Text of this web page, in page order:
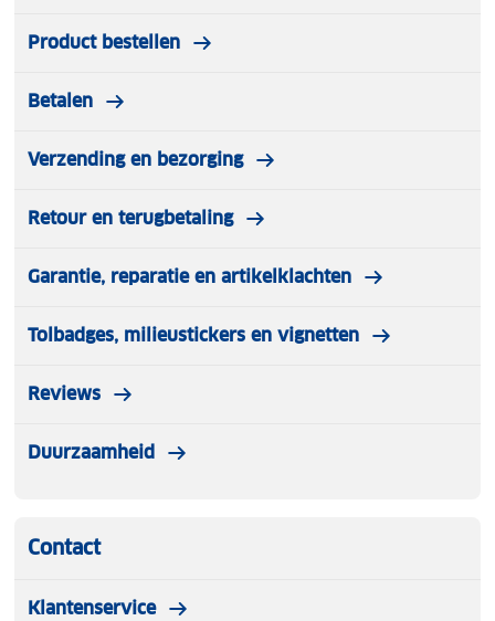
Product bestellen
Betalen
Verzending en bezorging
Retour en terugbetaling
Garantie, reparatie en artikelklachten
Tolbadges, milieustickers en vignetten
Reviews
Duurzaamheid
Contact
Klantenservice